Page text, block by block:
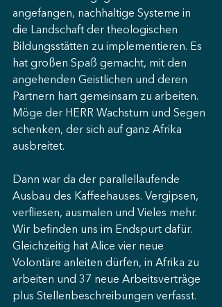
angefangen, nachhaltige Systeme in
die Landschaft der theologischen
Bildungsstätten zu implementieren. Es
hat großen Spaß gemacht, mit den
angehenden Geistlichen und deren
Partnern hart gemeinsam zu arbeiten.
Möge der HERR Wachstum und Segen
schenken, der sich auf ganz Afrika
ausbreitet.
Dann war da der parallellaufende
Ausbau des Kaffeehauses. Vergipsen,
verfliesen, ausmalen und Vieles mehr.
Wir befinden uns im Endspurt dafür.
Gleichzeitig hat Alice vier neue
Volontäre anleiten dürfen, in Afrika zu
arbeiten und 37 neue Arbeitsverträge
plus Stellenbeschreibungen verfasst.